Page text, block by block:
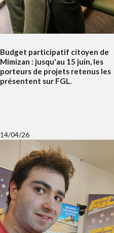
Budget participatif citoyen de
Mimizan : jusqu'au 15 juin, les
porteurs de projets retenus les
présentent sur FGL.
14/04/26